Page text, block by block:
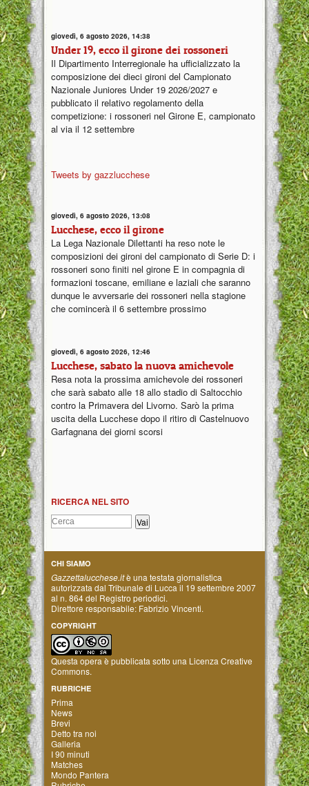
giovedì, 6 agosto 2026, 14:38
Under 19, ecco il girone dei rossoneri
Il Dipartimento Interregionale ha ufficializzato la
composizione dei dieci gironi del Campionato
Nazionale Juniores Under 19 2026/2027 e
pubblicato il relativo regolamento della
competizione: i rossoneri nel Girone E, campionato
al via il 12 settembre
Tweets by gazzlucchese
giovedì, 6 agosto 2026, 13:08
Lucchese, ecco il girone
La Lega Nazionale Dilettanti ha reso note le
composizioni dei gironi del campionato di Serie D: i
rossoneri sono finiti nel girone E in compagnia di
formazioni toscane, emiliane e laziali che saranno
dunque le avversarie dei rossoneri nella stagione
che comincerà il 6 settembre prossimo
giovedì, 6 agosto 2026, 12:46
Lucchese, sabato la nuova amichevole
Resa nota la prossima amichevole dei rossoneri
che sarà sabato alle 18 allo stadio di Saltocchio
contro la Primavera del Livorno. Sarò la prima
uscita della Lucchese dopo il ritiro di Castelnuovo
Garfagnana dei giorni scorsi
RICERCA NEL SITO
CHI SIAMO
Gazzettalucchese.itè una testata giornalistica
autorizzata dal Tribunale di Lucca il 19 settembre 2007
al n. 864 del Registro periodici.
Direttore responsabile: Fabrizio Vincenti.
COPYRIGHT
Questa opera è pubblicata sotto una Licenza Creative
Commons.
RUBRICHE
Prima
News
Brevi
Detto tra noi
Galleria
I 90 minuti
Matches
Mondo Pantera